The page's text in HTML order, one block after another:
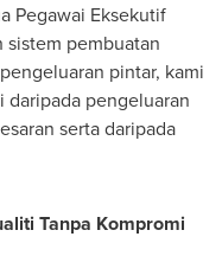
Pegawai Eksekutif
sistem pembuatan
pintar, kami
pengeluaran
serta daripada
Tanpa Kompromi